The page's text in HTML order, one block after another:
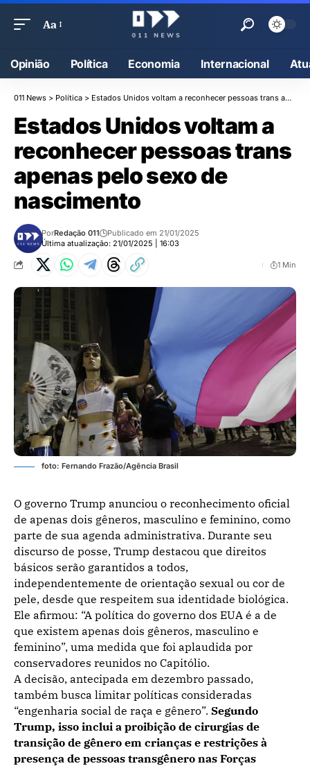
Aa
Opinião Política Economia Internacional
011 News > Política > Estados Unidos voltam a reconhecer pessoas trans apenas pelo sexo de nascimento
Estados Unidos voltam a
reconhecer pessoas trans
apenas pelo sexo de
nascimento
Última atualização: 21/01/2025 | 16:03
PorRedação 011 Publicado em 21/01/2025
1 Min
foto: Fernando Frazão/Agência Brasil
O governo Trump anunciou o reconhecimento oficial
de apenas dois gêneros, masculino e feminino, como
parte de sua agenda administrativa. Durante seu
discurso de posse, Trump destacou que direitos
básicos serão garantidos a todos,
independentemente de orientação sexual ou cor de
pele, desde que respeitem sua identidade biológica.
Ele afirmou: “A política do governo dos EUA é a de
que existem apenas dois gêneros, masculino e
feminino”, uma medida que foi aplaudida por
conservadores reunidos no Capitólio.
A decisão, antecipada em dezembro passado,
também busca limitar políticas consideradas
“engenharia social de raça e gênero”. Segundo
Trump, isso inclui a proibição de cirurgias de
transição de gênero em crianças e restrições à
presença de pessoas transgênero nas Forças